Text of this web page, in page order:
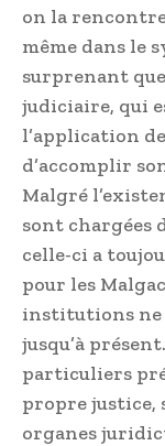
on la
même dans le
surprenant
judiciaire, qui
l’application
d’accomplir
Malgré
sont chargées
celle-ci a
pour les
institutions ne
jusqu’à
particuliers
propre justice,
organes